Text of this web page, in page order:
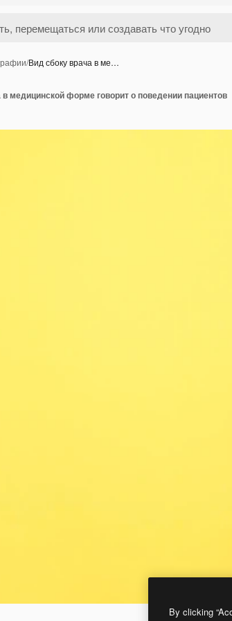
/Вид сбоку врача в ме…
медицинской форме говорит о поведении пациентов
By clicking